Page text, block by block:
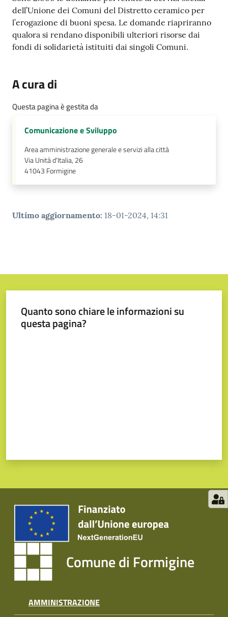
t
e
o
gli
argomenti...
Seguici
dell’Unione dei Comuni del Distretto ceramico per
l’erogazione di buoni spesa. Le domande riapriranno
qualora si rendano disponibili ulteriori risorse dai
fondi di solidarietà istituiti dai singoli Comuni.
A cura di
Questa pagina è gestita da
Comunicazione e Sviluppo
Area amministrazione generale e servizi alla città
Via Unità d'Italia, 26
41043 Formigine
Ultimo aggiornamento: 18-01-2024, 14:31
Quanto sono chiare le informazioni su
questa pagina?
Comune di Formigine
AMMINISTRAZIONE